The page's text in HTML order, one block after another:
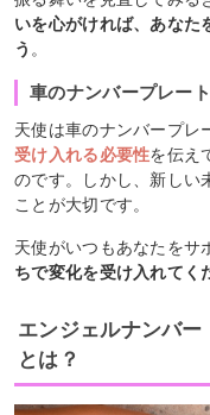
いを心がければ、あなた
う 。
車のナンバープレー
天使は車のナンバープレ
受け入れる必要性を伝え
のです。しかし、新しい
ことが大切です。
天使がいつもあなたをサ
ちで変化を受け入れてく
エンジェルナンバー
とは？